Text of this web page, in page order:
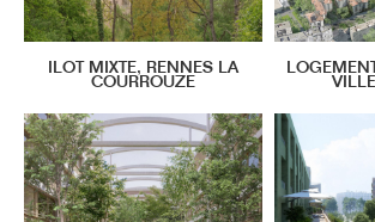
ILOT MIXTE, RENNES LA
COURROUZE